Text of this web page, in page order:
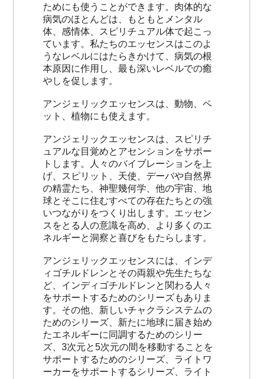
ためにも使うことができます。肉体的な
病気のほとんどは、もともとメンタル
体、感情体、スピリチュアル体で起こっ
ています。私たちのエッセンスはこのよ
うなレベルにはたらきかけて、病気の根
本原因に作用し、最も深いレベルでの癒
やしを促します。
アンジェリックエッセンスは、動物、ペ
ット、植物にも使えます。
アンジェリックエッセンスは、スピリチ
ュアルな目覚めとアセンションをサポー
トします。人々のバイブレーションを上
げ、スピリット、天使、デーバや自然界
の精霊たち、神聖幾何学、他の宇宙、地
球とそこに住むすべての存在たちとの強
いつながりをつくり出します。エッセン
スをとる人の意識を高め、より多くのエ
ネルギーと洞察と喜びをもたらします。
アンジェリックエッセンスには、インデ
ィゴチルドレンとその両親や先生たちな
ど、インディゴチルドレンと関わる人々
をサポートするためのシリーズもありま
す。その他、新しいチャクラシステムの
ためのシリーズ、新たに地球に届き始め
たエネルギーに同調するためのシリー
ズ、3次元と5次元の間を移動することを
サポートするためのシリーズ、ライトワ
ーカーをサポートするシリーズ、ライト